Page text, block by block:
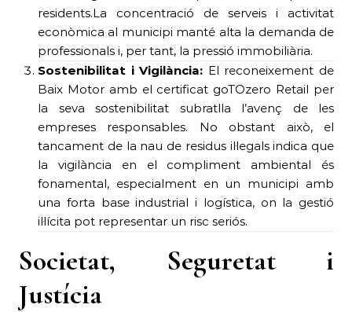
residents.La concentració de serveis i activitat
econòmica al municipi manté alta la demanda de
professionals i, per tant, la pressió immobiliària.
Sostenibilitat i Vigilància: El reconeixement de
Baix Motor amb el certificat goTOzero Retail per
la seva sostenibilitat subratlla l’avenç de les
empreses responsables. No obstant això, el
tancament de la nau de residus il·legals indica que
la vigilància en el compliment ambiental és
fonamental, especialment en un municipi amb
una forta base industrial i logística, on la gestió
il·lícita pot representar un risc seriós.
Societat, Seguretat i
Justícia